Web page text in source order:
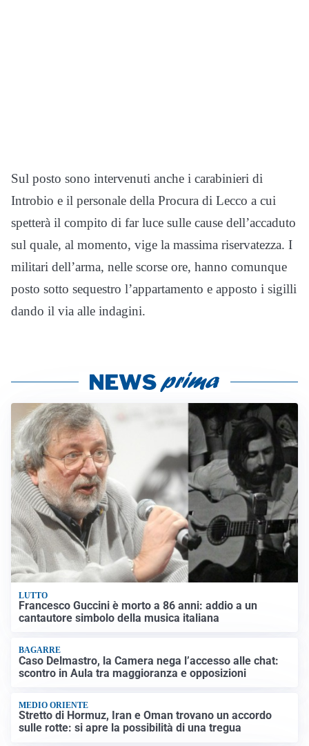
Sul posto sono intervenuti anche i carabinieri di
Introbio e il personale della Procura di Lecco a cui
spetterà il compito di far luce sulle cause dell’accaduto
sul quale, al momento, vige la massima riservatezza. I
militari dell’arma, nelle scorse ore, hanno comunque
posto sotto sequestro l’appartamento e apposto i sigilli
dando il via alle indagini.
LUTTO
Francesco Guccini è morto a 86 anni: addio a un
cantautore simbolo della musica italiana
BAGARRE
Caso Delmastro, la Camera nega l’accesso alle chat:
scontro in Aula tra maggioranza e opposizioni
MEDIO ORIENTE
Stretto di Hormuz, Iran e Oman trovano un accordo
sulle rotte: si apre la possibilità di una tregua